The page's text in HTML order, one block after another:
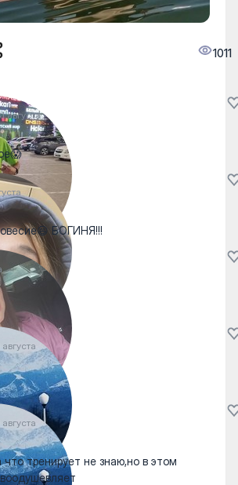
1011
августа
БОГИНЯ!!!
августа
августа
что тренирует не знаю,но в этом